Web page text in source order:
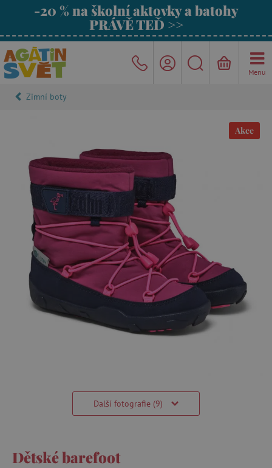
-20 % na školní aktovky a batohy
PRÁVĚ TEĎ >>
Menu
Zimní boty
Akce
Další fotografie (9)
Dětské barefoot